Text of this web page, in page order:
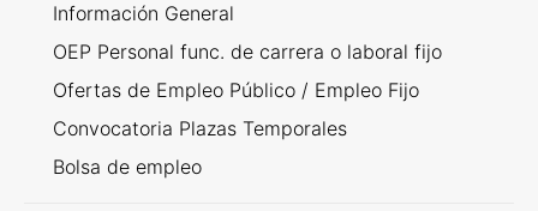
Información General
OEP Personal func. de carrera o laboral fijo
Ofertas de Empleo Público / Empleo Fijo
Convocatoria Plazas Temporales
Bolsa de empleo